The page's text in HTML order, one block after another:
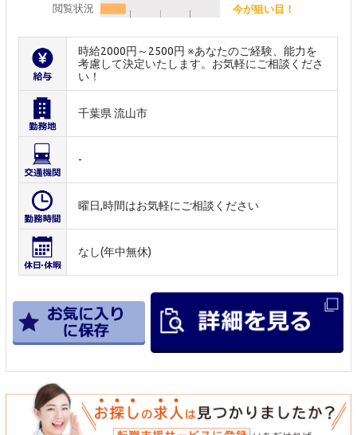
閲覧状況 今が狙い目！
時給2000円～2500円 ※あなたのご経験、能力を
考慮して決定いたします。お気軽にご相談くださ
い！
千葉県 流山市
-
曜日,時間はお気軽にご相談ください
なし(年中無休)